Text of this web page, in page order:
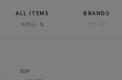
ALL ITEMS
全商品一覧
BRANDS
ブランド
TOP